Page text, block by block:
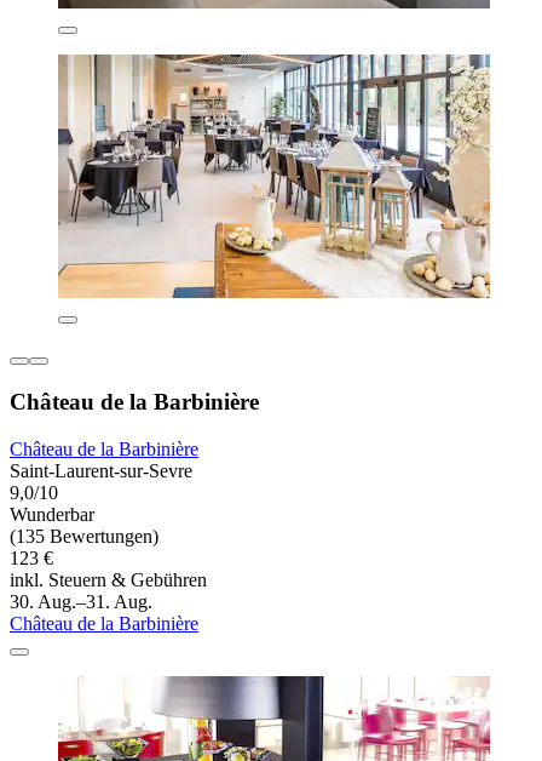
Château de la Barbinière
Château de la Barbinière
Saint-Laurent-sur-Sevre
9,0/10
Wunderbar
(135 Bewertungen)
123 €
inkl. Steuern & Gebühren
30. Aug.–31. Aug.
Château de la Barbinière